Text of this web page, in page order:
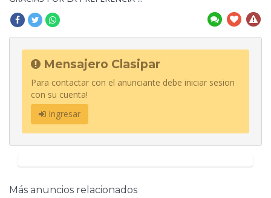
Mensajero Clasipar
Para contactar con el anunciante debe iniciar sesion
con su cuenta!
Ingresar
Más anuncios relacionados